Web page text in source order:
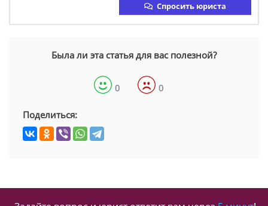
Спросить юриста
Была ли эта статья для вас полезной?
0 0
Поделиться: